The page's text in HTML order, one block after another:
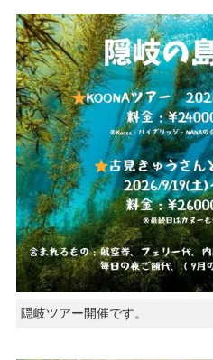
隠岐ツアー開催です。